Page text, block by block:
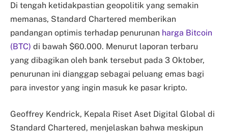
Di tengah ketidakpastian geopolitik yang semakin
memanas, Standard Chartered memberikan
pandangan optimis terhadap penurunan harga Bitcoin
(BTC) di bawah $60.000. Menurut laporan terbaru
yang dibagikan oleh bank tersebut pada 3 Oktober,
penurunan ini dianggap sebagai peluang emas bagi
para investor yang ingin masuk ke pasar kripto.
Geoffrey Kendrick, Kepala Riset Aset Digital Global di
Standard Chartered, menjelaskan bahwa meskipun